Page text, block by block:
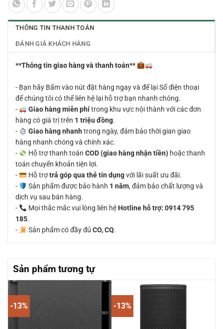
THÔNG TIN THANH TOÁN
ĐÁNH GIÁ KHÁCH HÀNG
**Thông tin giao hàng và thanh toán**
- Bạn hãy Bấm vào nút đặt hàng ngay và để lại Số điện thoại
để chúng tôi có thể liên hệ lại hỗ trợ bạn nhanh chóng.
-
Giao hàng miễn phítrong khu vực nội thành với các đơn
hàng có giá trị trên 1 triệu đồng.
-
Giao hàng nhanh trong ngày, đảm bảo thời gian giao
hàng nhanh chóng và chính xác.
-
Hỗ trợ thanh toán COD (giao hàng nhận tiền)hoặc thanh
toán chuyển khoản tiện lợi.
-
Hỗ trợtrả góp qua thẻ tín dụngvới lãi suất ưu đãi.
-
Sản phẩm được bảo hành 1 năm, đảm bảo chất lượng và
dịch vụ sau bán hàng.
-
Mọi thắc mắc vui lòng liên hệ Hotline hỗ trợ: 0914 795
185.
-
Sản phẩm có đầy đủ CO, CQ.
Sản phẩm tương tự
-13% -13%